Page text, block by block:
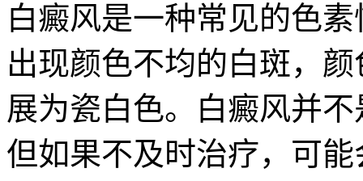
白癜风是一种常见的色
出现颜色不均的白斑，
展为瓷白色。白癜风并
但如果不及时治疗，可